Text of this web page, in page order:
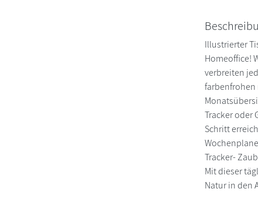
Illustrierter
Homeoffice!
verbreiten
farbenfrohen
Tracker oder
Schritt
Tracker-
Mit dieser
Natur in den